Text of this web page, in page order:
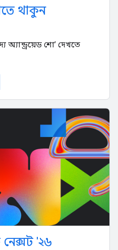
থাকুন
অ্যান্ড্রয়েড শো’ দেখতে
'২৬